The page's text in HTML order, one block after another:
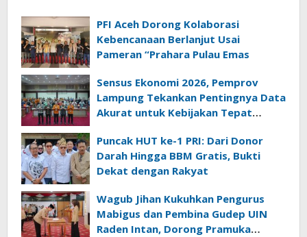
PFI Aceh Dorong Kolaborasi
Kebencanaan Berlanjut Usai
Pameran “Prahara Pulau Emas
Sensus Ekonomi 2026, Pemprov
Lampung Tekankan Pentingnya Data
Akurat untuk Kebijakan Tepat
Puncak HUT ke-1 PRI: Dari Donor
Darah Hingga BBM Gratis, Bukti
Dekat dengan Rakyat
Wagub Jihan Kukuhkan Pengurus
Mabigus dan Pembina Gudep UIN
Raden Intan, Dorong Pramuka